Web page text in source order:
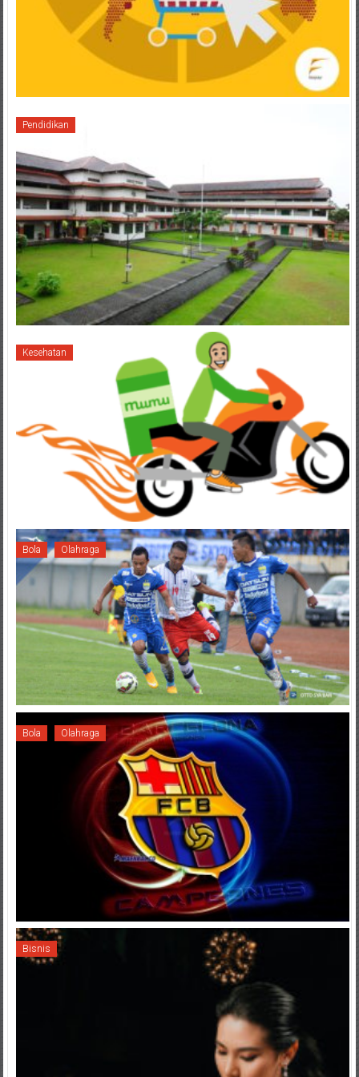
Pendidikan
Kesehatan
Bola Olahraga
Bola Olahraga
Bisnis